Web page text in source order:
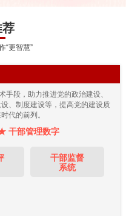
荐
“更智慧”
手段，助力推进党的政治建设、
、制度建设等，提高党的建设质
代的前列。
干部管理数字
干部监督
系统